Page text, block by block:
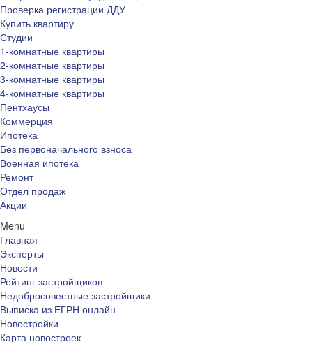
Проверка регистрации ДДУ
Купить квартиру
Студии
1-комнатные квартиры
2-комнатные квартиры
3-комнатные квартиры
4-комнатные квартиры
Пентхаусы
Коммерция
Ипотека
Без первоначального взноса
Военная ипотека
Ремонт
Отдел продаж
Акции
Menu
Главная
Эксперты
Новости
Рейтинг застройщиков
Недобросовестные застройщики
Выписка из ЕГРН онлайн
Новостройки
Карта новостроек